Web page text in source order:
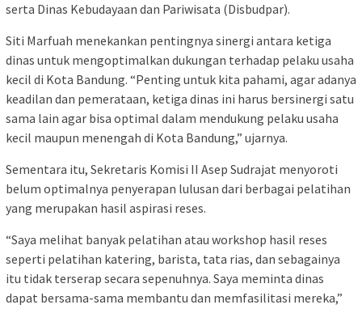
serta Dinas Kebudayaan dan Pariwisata (Disbudpar).
Siti Marfuah menekankan pentingnya sinergi antara ketiga
dinas untuk mengoptimalkan dukungan terhadap pelaku usaha
kecil di Kota Bandung. “Penting untuk kita pahami, agar adanya
keadilan dan pemerataan, ketiga dinas ini harus bersinergi satu
sama lain agar bisa optimal dalam mendukung pelaku usaha
kecil maupun menengah di Kota Bandung,” ujarnya.
Sementara itu, Sekretaris Komisi II Asep Sudrajat menyoroti
belum optimalnya penyerapan lulusan dari berbagai pelatihan
yang merupakan hasil aspirasi reses.
“Saya melihat banyak pelatihan atau workshop hasil reses
seperti pelatihan katering, barista, tata rias, dan sebagainya
itu tidak terserap secara sepenuhnya. Saya meminta dinas
dapat bersama-sama membantu dan memfasilitasi mereka,”